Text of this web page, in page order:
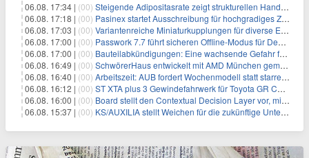
06.08. 17:34 | (00) Steigende Adipositasrate zeigt strukturellen Handlungsbedarf bei der Ernährung schulpflichtiger Kinder
06.08. 17:18 | (00) Pasinex startet Ausschreibung für hochgradiges Zinksulfidkonzentrat mit Germanium- und Silbergehalten und stellt ein Betriebsupdate bereit
06.08. 17:03 | (00) Variantenreiche Miniaturkupplungen für diverse Einsatzbereiche
06.08. 17:00 | (00) Passwork 7.7 führt sicheren Offline-Modus für Desktop- und Mobile-Apps ein
06.08. 17:00 | (00) Bauteilabkündigungen: Eine wachsende Gefahr für industrielle Elektroniksysteme
06.08. 16:49 | (00) SchwörerHaus entwickelt mit AMD München gemeinsam Tiny-Living-Konzepte und erhalten dafür den New Living Award
06.08. 16:40 | (00) Arbeitszeit: AUB fordert Wochenmodell statt starrer Tagesgrenze
06.08. 16:12 | (00) ST XTA plus 3 Gewindefahrwerk für Toyota GR Corolla entwickelt: Erstklassige Straßenlage in jeder Situation
06.08. 16:00 | (00) Board stellt den Contextual Decision Layer vor, mit dem Unternehmensdaten und KI-Investitionen in intelligentere Geschäftsentscheidungen umgesetzt wer
06.08. 15:37 | (00) KS/AUXILIA stellt Weichen für die zukünftige Unternehmensführung